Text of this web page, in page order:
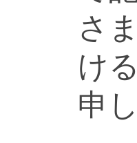
さ
け
申